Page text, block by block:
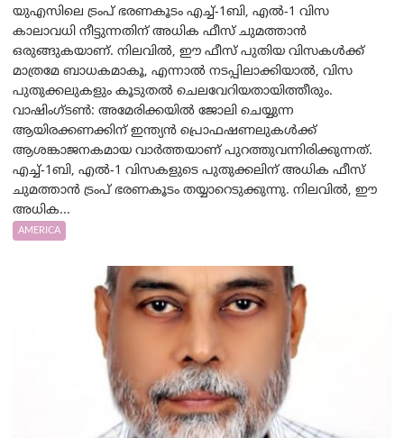
യുഎസിലെ ട്രംപ് ഭരണകൂടം എച്ച്-1ബി, എൽ-1 വിസ
കാലാവധി നീട്ടുന്നതിന് അധിക ഫീസ് ചുമത്താൻ
ഒരുങ്ങുകയാണ്. നിലവിൽ, ഈ ഫീസ് പുതിയ വിസകൾക്ക്
മാത്രമേ ബാധകമാകൂ, എന്നാൽ നടപ്പിലാക്കിയാൽ, വിസ
പുതുക്കലുകളും കൂടുതൽ ചെലവേറിയതായിത്തീരും.
വാഷിംഗ്ടണ്‍: അമേരിക്കയില്‍ ജോലി ചെയ്യുന്ന
ആയിരക്കണക്കിന് ഇന്ത്യൻ പ്രൊഫഷണലുകൾക്ക്
ആശങ്കാജനകമായ വാർത്തയാണ് പുറത്തുവന്നിരിക്കുന്നത്.
എച്ച്-1ബി, എൽ-1 വിസകളുടെ പുതുക്കലിന് അധിക ഫീസ്
ചുമത്താൻ ട്രംപ് ഭരണകൂടം തയ്യാറെടുക്കുന്നു. നിലവിൽ, ഈ
അധിക...
AMERICA